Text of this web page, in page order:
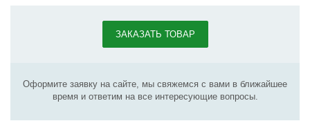
ЗАКАЗАТЬ ТОВАР
Оформите заявку на сайте, мы свяжемся с вами в ближайшее
время и ответим на все интересующие вопросы.